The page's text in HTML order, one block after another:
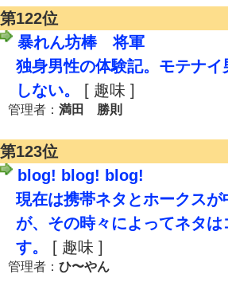
第122位
暴れん坊棒 将軍
独身男性の体験記。モテナ
しない。
[ 趣味 ]
管理者： 満田 勝則
第123位
blog! blog! blog!
現在は携帯ネタとホークス
が、その時々によってネタは
す。
[ 趣味 ]
管理者： ひ〜やん